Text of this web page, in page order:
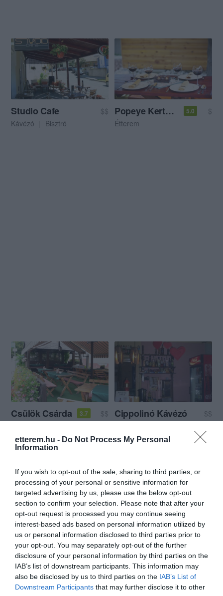
etterem.hu - Do Not Process My Personal
Information
If you wish to opt-out of the sale, sharing to third parties, or
processing of your personal or sensitive information for
targeted advertising by us, please use the below opt-out
section to confirm your selection. Please note that after your
opt-out request is processed you may continue seeing
interest-based ads based on personal information utilized by
us or personal information disclosed to third parties prior to
your opt-out. You may separately opt-out of the further
disclosure of your personal information by third parties on the
IAB’s list of downstream participants. This information may
also be disclosed by us to third parties on the IAB’s List of
Downstream Participants that may further disclose it to other
Studio Cafe
$$
Kávézó
Bisztró
Popeye Kertvendéglő és Étterem 5.0
$
Étterem
Csülök Csárda 3.7
$$
Cippolinó Kávézó
$$
Prímás Pince 3.0
$$
Rizzo Étterem és Pizzéria
Pizzéria
Étterem